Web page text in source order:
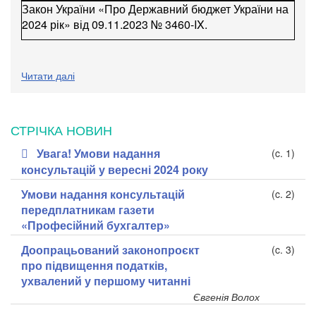
Закон України «Про Державний бюджет України на
2024 рік» від 09.11.2023 № 3460-IX.
Читати далі
СТРІЧКА НОВИН
Увага! Умови надання
консультацій у вересні 2024 року
(c. 1)
Умови надання консультацій
передплатникам газети
«Професійний бухгалтер»
(c. 2)
Доопрацьований законопроєкт
про підвищення податків,
ухвалений у першому читанні
(c. 3)
Євгенія Волох